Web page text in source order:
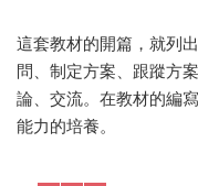
這套教材的開篇，就列
問、制定方案、跟蹤方
論、交流。在教材的編
能力的培養。